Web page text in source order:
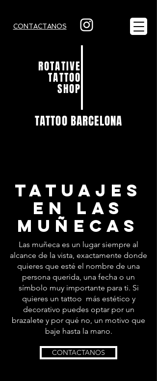
ROTATIVE
TATTOO
SHOP
TATTOO BARCELONA
CONTACTANOS
TATUAJES
EN LAS
MUÑECAS
Las muñeca es un lugar siempre al
alcance de la vista, exactamente donde
quieres que esté el nombre de una
persona querida, una fecha o un
símbolo muy importante para ti. Si
quieres un tattoo más estético y
decorativo puedes optar por un
brazalete y por qué no, un motivo que
baje hasta la mano.
CONTACTANOS